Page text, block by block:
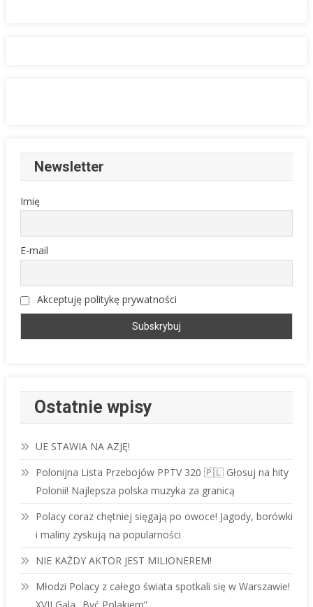
Newsletter
Imię
E-mail
Akceptuję politykę prywatności
Ostatnie wpisy
UE STAWIA NA AZJĘ!
Polonijna Lista Przebojów PPTV 320 🇵🇱 Głosuj na hity
Polonii! Najlepsza polska muzyka za granicą
Polacy coraz chętniej sięgają po owoce! Jagody, borówki
i maliny zyskują na popularności
NIE KAŻDY AKTOR JEST MILIONEREM!
Młodzi Polacy z całego świata spotkali się w Warszawie!